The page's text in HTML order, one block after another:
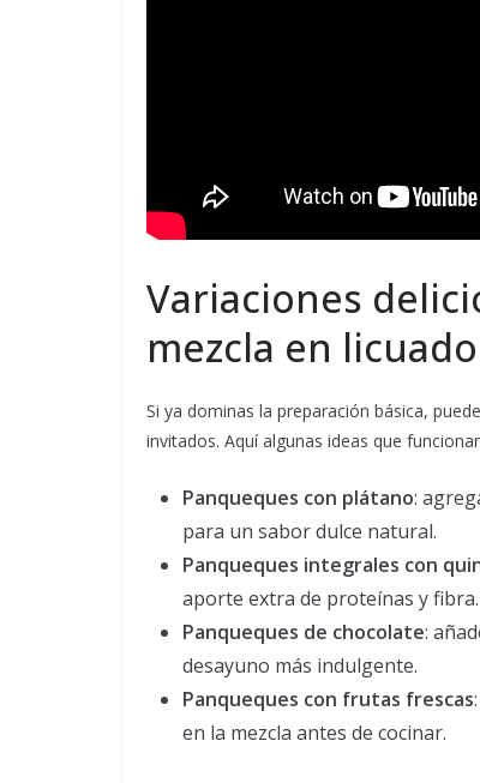
Variaciones
mezcla en
Si ya dominas la preparación básica,
invitados. Aquí algunas ideas que
Panqueques con plátano:
para un sabor dulce natural.
Panqueques integrales con
aporte extra de proteínas y fibra.
Panqueques de chocolate:
desayuno más indulgente.
Panqueques con frutas frescas
en la mezcla antes de cocinar.